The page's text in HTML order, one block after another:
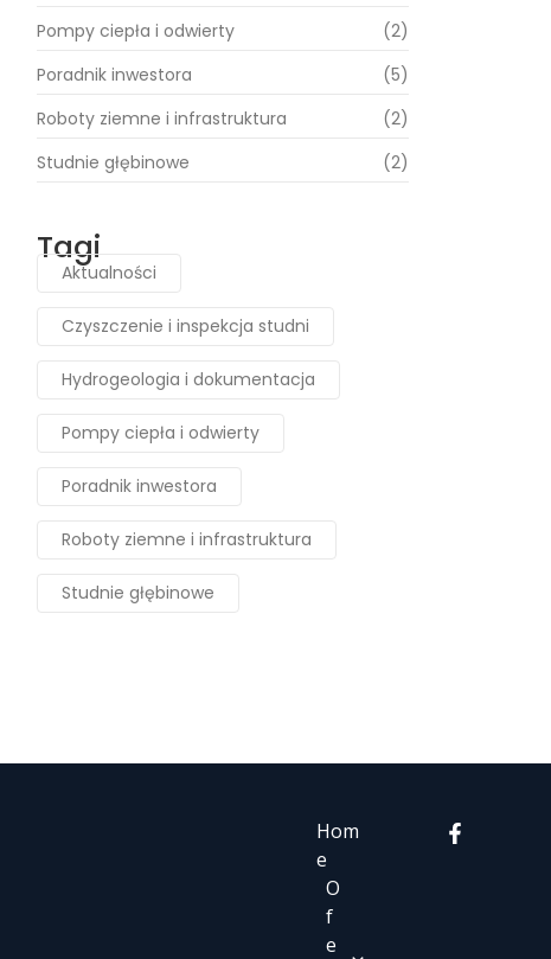
Pompy ciepła i odwierty
(2)
Poradnik inwestora
(5)
Roboty ziemne i infrastruktura
(2)
Studnie głębinowe
(2)
Tagi
Aktualności
Czyszczenie i inspekcja studni
Hydrogeologia i dokumentacja
Pompy ciepła i odwierty
Poradnik inwestora
Roboty ziemne i infrastruktura
Studnie głębinowe
Hom
e
O
f
e